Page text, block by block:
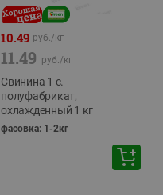
10.49 руб./кг
11.49 руб./кг
Свинина 1 с.
полуфабрикат,
охлажденный 1 кг
фасовка: 1-2кг